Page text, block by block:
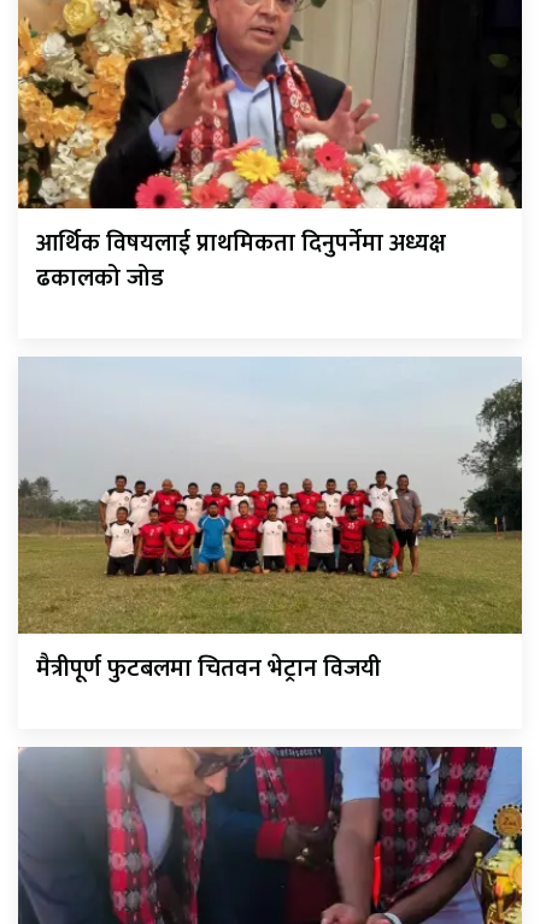
आर्थिक विषयलाई प्राथमिकता दिनुपर्नेमा अध्यक्ष
ढकालको जोड
मैत्रीपूर्ण फुटबलमा चितवन भेट्रान विजयी